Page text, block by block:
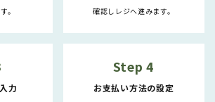
。
確認しレジへ進みます。
力
Step 4
お支払い方法の設定